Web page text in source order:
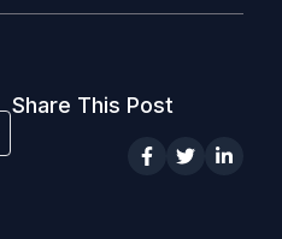
Share This Post